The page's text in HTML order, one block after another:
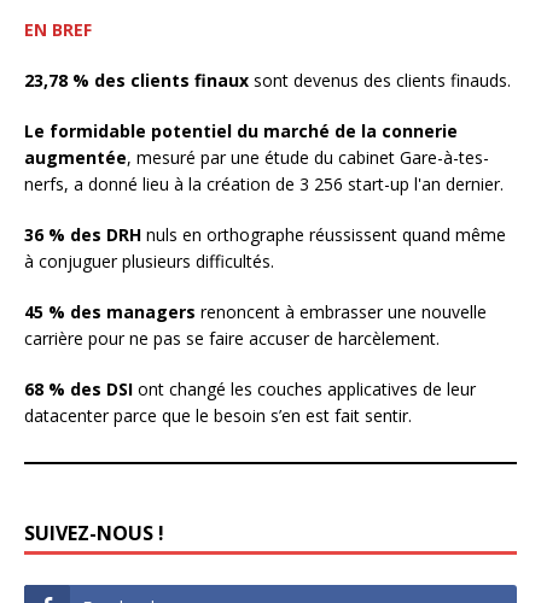
EN BREF
23,78 % des clients finaux sont devenus des clients finauds.
Le formidable potentiel du marché de la connerie
augmentée, mesuré par une étude du cabinet Gare-à-tes-
nerfs, a donné lieu à la création de 3 256 start-up l'an dernier.
36 % des DRH nuls en orthographe réussissent quand même
à conjuguer plusieurs difficultés.
45 % des managers renoncent à embrasser une nouvelle
carrière pour ne pas se faire accuser de harcèlement.
68 % des DSI ont changé les couches applicatives de leur
datacenter parce que le besoin s’en est fait sentir.
SUIVEZ-NOUS !